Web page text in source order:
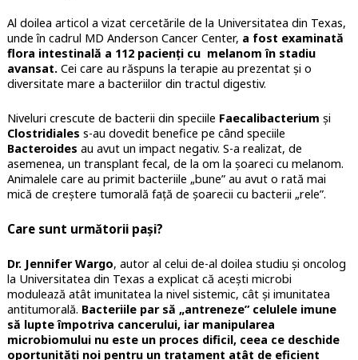
Al doilea articol a vizat cercetările de la Universitatea din Texas,
unde în cadrul MD Anderson Cancer Center, a fost examinată
flora intestinală a 112 pacienți cu melanom în stadiu
avansat.Cei care au răspuns la terapie au prezentat și o
diversitate mare a bacteriilor din tractul digestiv.
Niveluri crescute de bacterii din speciile Faecalibacterium și
Clostridiales s-au dovedit benefice pe când speciile
Bacteroides au avut un impact negativ. S-a realizat, de
asemenea, un transplant fecal, de la om la șoareci cu melanom.
Animalele care au primit bacteriile „bune” au avut o rată mai
mică de creștere tumorală față de șoarecii cu bacterii „rele”.
Care sunt următorii pași?
Dr. Jennifer Wargo, autor al celui de-al doilea studiu și oncolog
la Universitatea din Texas a explicat că acești microbi
modulează atât imunitatea la nivel sistemic, cât și imunitatea
antitumorală. Bacteriile par să „antreneze” celulele imune
să lupte împotriva cancerului, iar manipularea
microbiomului nu este un proces dificil, ceea ce deschide
oportunități noi pentru un tratament atât de eficient